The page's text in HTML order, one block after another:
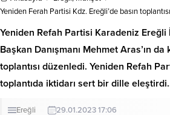
Yeniden Ferah Partisi Kdz. Ereğli’de basın
Yeniden Refah Partisi Karadeniz Ereğli
Başkan Danışmanı Mehmet Aras’ın da
toplantısı düzenledi. Yeniden Refah
toplantıda iktidarı sert bir dille
Ereğli 29.01.2023 17:06